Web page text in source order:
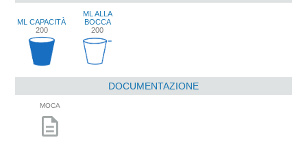
ML CAPACITÀ
200
ML ALLA
BOCCA
200
DOCUMENTAZIONE
MOCA
description